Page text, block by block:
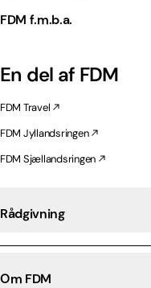
FDM f.m.b.a.
En del af FDM
FDM Travel
FDM Jyllandsringen
FDM Sjællandsringen
Rådgivning
Om FDM